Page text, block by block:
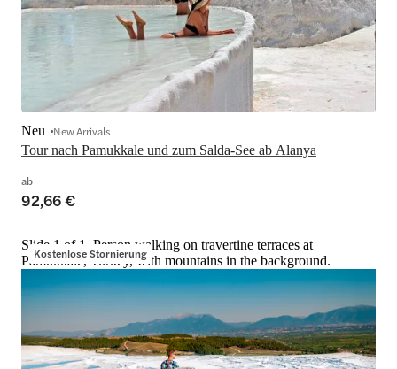
Tour nach Pamukkale und zum Salda-See ab Alanya
Neu New Arrivals
ab
92,66 €
Kostenlose Stornierung
Slide 1 of 1, Person walking on travertine terraces at
Pamukkale, Turkey, with mountains in the background.